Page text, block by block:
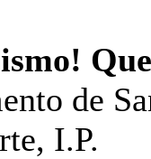
de
I.P.